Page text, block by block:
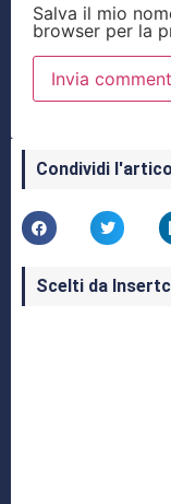
Salva il mio
browser per la
Condividi
Scelti da